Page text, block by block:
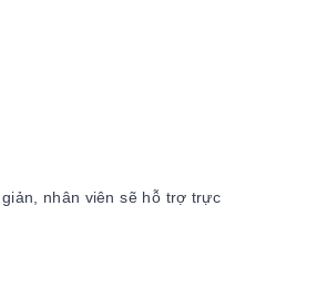
nhân viên sẽ hỗ trợ trực